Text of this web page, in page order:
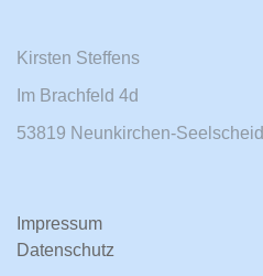
Kirsten Steffens
Im Brachfeld 4d
53819 Neunkirchen-Seelscheid
Impressum
Datenschutz